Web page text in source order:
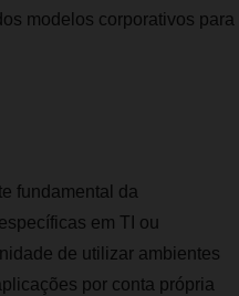
modelos corporativos para
fundamental da
em TI ou
de utilizar ambientes
por conta própria